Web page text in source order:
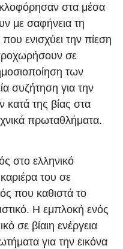
στα μέσα
με σαφήνεια τη
ενισχύει την πίεση
σε
των
συζήτηση για την
της βίας στα
πρωταθλήματα.
στο ελληνικό
του σε
που καθιστά το
Η εμπλοκή ενός
σε βίαιη ενέργεια
για την εικόνα